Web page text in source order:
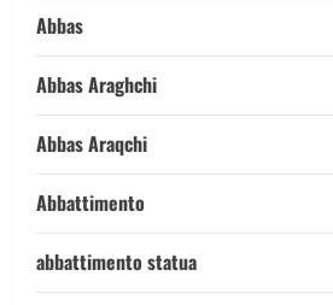
Abbas
Abbas Araghchi
Abbas Araqchi
Abbattimento
abbattimento statua